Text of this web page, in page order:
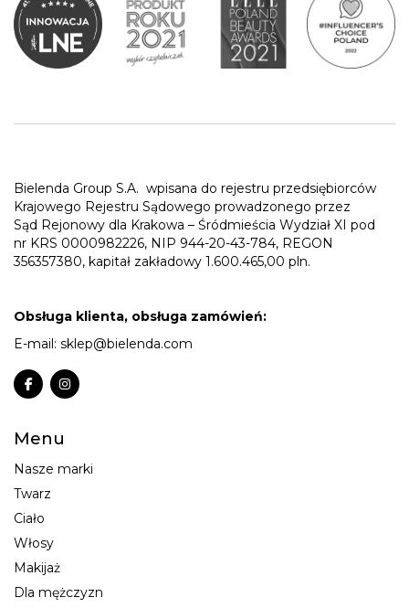
Bielenda Group S.A. wpisana do rejestru przedsiębiorców
Krajowego Rejestru Sądowego prowadzonego przez
Sąd Rejonowy dla Krakowa – Śródmieścia Wydział XI pod
nr KRS 0000982226, NIP 944-20-43-784, REGON
356357380, kapitał zakładowy 1.600.465,00 pln.
Obsługa klienta, obsługa zamówień:
E-mail: sklep@bielenda.com
Menu
Nasze marki
Twarz
Ciało
Włosy
Makijaż
Dla mężczyzn